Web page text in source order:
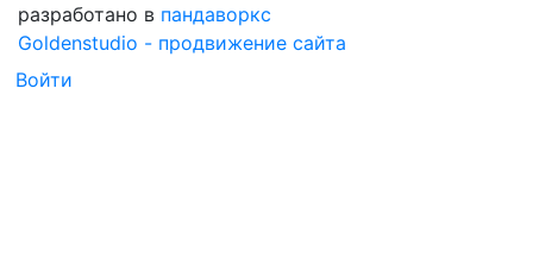
разработано в пандаворкс
Goldenstudio - продвижение сайта
Войти